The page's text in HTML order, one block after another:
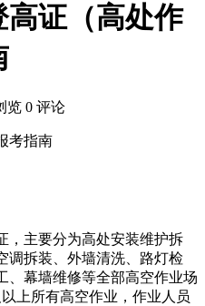
高证（高处作
览 0 评论
考指南
，主要分为高处安装维护拆
调拆装、外墙清洗、路灯检
、幕墙维修等全部高空作业场
上所有高空作业，作业人员